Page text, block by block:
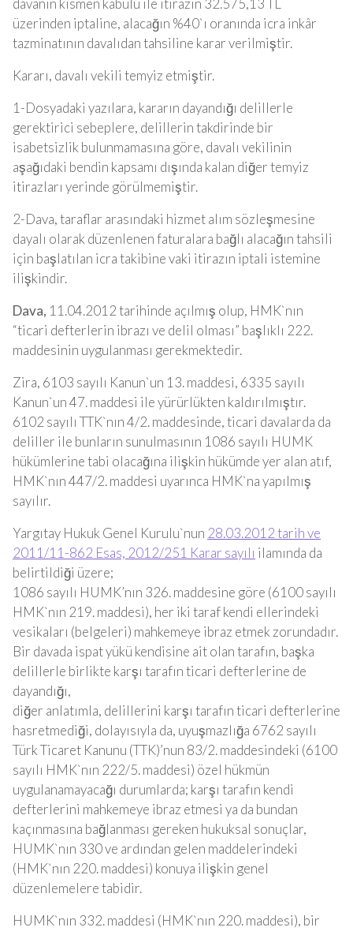
davanın kısmen kabulü ile itirazın 32.575,13 TL
üzerinden iptaline, alacağın %40`ı oranında icra inkâr
tazminatının davalıdan tahsiline karar verilmiştir.
Kararı, davalı vekili temyiz etmiştir.
1-Dosyadaki yazılara, kararın dayandığı delillerle
gerektirici sebeplere, delillerin takdirinde bir
isabetsizlik bulunmamasına göre, davalı vekilinin
aşağıdaki bendin kapsamı dışında kalan diğer temyiz
itirazları yerinde görülmemiştir.
2-Dava, taraflar arasındaki hizmet alım sözleşmesine
dayalı olarak düzenlenen faturalara bağlı alacağın tahsili
için başlatılan icra takibine vaki itirazın iptali istemine
ilişkindir.
Dava, 11.04.2012 tarihinde açılmış olup, HMK`nın
“ticari defterlerin ibrazı ve delil olması” başlıklı 222.
maddesinin uygulanması gerekmektedir.
Zira, 6103 sayılı Kanun`un 13. maddesi, 6335 sayılı
Kanun`un 47. maddesi ile yürürlükten kaldırılmıştır.
6102 sayılı TTK`nın 4/2. maddesinde, ticari davalarda da
deliller ile bunların sunulmasının 1086 sayılı HUMK
hükümlerine tabi olacağına ilişkin hükümde yer alan atıf,
HMK`nın 447/2. maddesi uyarınca HMK`na yapılmış
sayılır.
Yargıtay Hukuk Genel Kurulu`nun 28.03.2012 tarih ve
2011/11-862 Esas, 2012/251 Karar sayılı ilamında da
belirtildiği üzere;
1086 sayılı HUMK’nın 326. maddesine göre (6100 sayılı
HMK`nın 219. maddesi), her iki taraf kendi ellerindeki
vesikaları (belgeleri) mahkemeye ibraz etmek zorundadır.
Bir davada ispat yükü kendisine ait olan tarafın, başka
delillerle birlikte karşı tarafın ticari defterlerine de
dayandığı,
diğer anlatımla, delillerini karşı tarafın ticari defterlerine
hasretmediği, dolayısıyla da, uyuşmazlığa 6762 sayılı
Türk Ticaret Kanunu (TTK)’nun 83/2. maddesindeki (6100
sayılı HMK`nın 222/5. maddesi) özel hükmün
uygulanamayacağı durumlarda; karşı tarafın kendi
defterlerini mahkemeye ibraz etmesi ya da bundan
kaçınmasına bağlanması gereken hukuksal sonuçlar,
HUMK`nın 330 ve ardından gelen maddelerindeki
(HMK`nın 220. maddesi) konuya ilişkin genel
düzenlemelere tabidir.
HUMK`nın 332. maddesi (HMK`nın 220. maddesi), bir